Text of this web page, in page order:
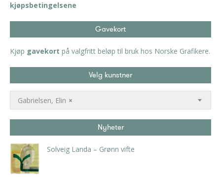
kjøpsbetingelsene
Gavekort
Kjøp gavekort på valgfritt beløp til bruk hos Norske Grafikere.
Velg kunstner
×
Gabrielsen, Elin
Nyheter
Solveig Landa – Grønn vifte